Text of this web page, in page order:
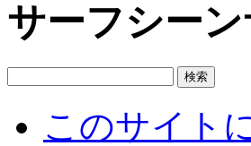
サーフシー
このサイト